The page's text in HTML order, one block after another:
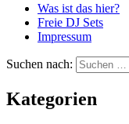
Was ist das hier?
Freie DJ Sets
Impressum
Suchen nach:
Kategorien